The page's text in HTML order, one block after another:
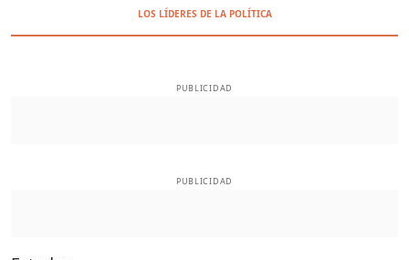
LOS LÍDERES DE LA POLÍTICA
PUBLICIDAD
PUBLICIDAD